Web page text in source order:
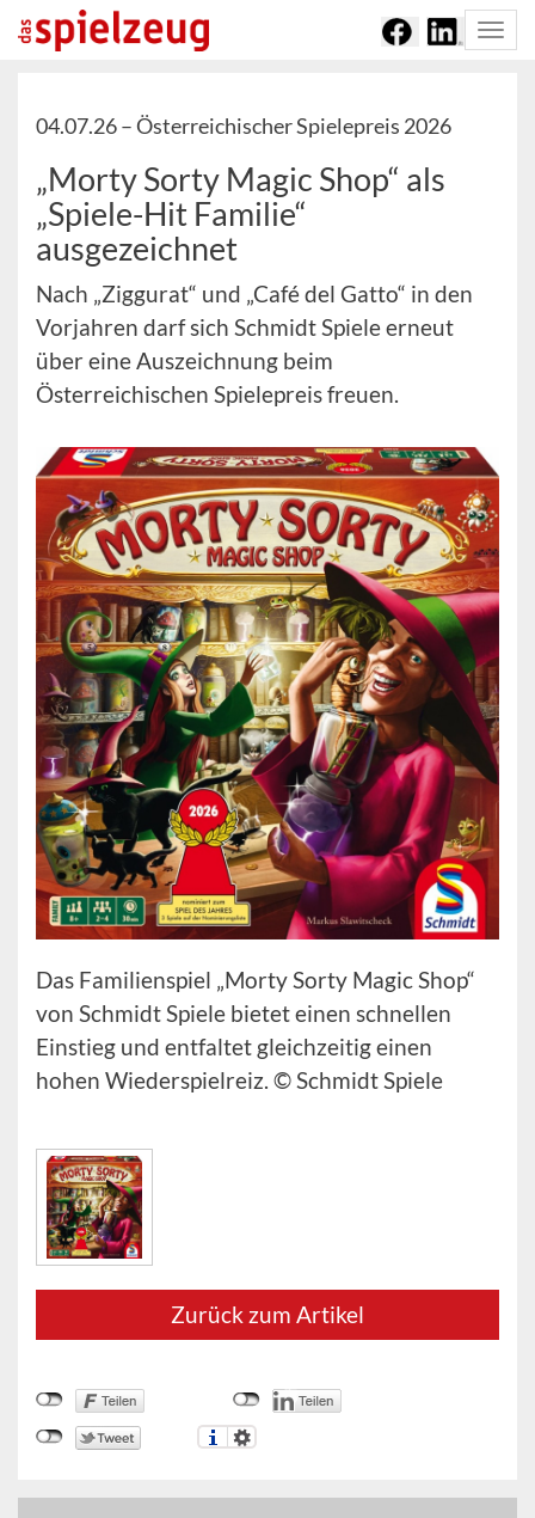
04.07.26 –Österreichischer Spielepreis 2026
„Morty Sorty Magic Shop“ als
„Spiele-Hit Familie“
ausgezeichnet
Nach „Ziggurat“ und „Café del Gatto“ in den
Vorjahren darf sich Schmidt Spiele erneut
über eine Auszeichnung beim
Österreichischen Spielepreis freuen.
Das Familienspiel „Morty Sorty Magic Shop“
von Schmidt Spiele bietet einen schnellen
Einstieg und entfaltet gleichzeitig einen
hohen Wiederspielreiz. © Schmidt Spiele
Zurück zum Artikel